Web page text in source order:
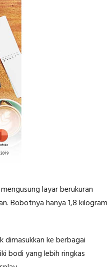
layar berukuran
Bobotnya hanya 1,8 kilogram
dimasukkan ke berbagai
bodi yang lebih ringkas